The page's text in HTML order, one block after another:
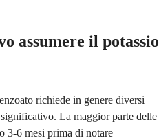
assumere il potassio
richiede in genere diversi
La maggior parte delle
3-6 mesi prima di notare